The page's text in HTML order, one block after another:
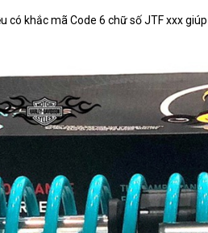
có khắc mã Code 6 chữ số JTF xxx